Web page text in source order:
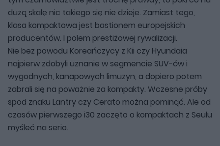
dużą skalę nic takiego się nie dzieje. Zamiast tego,
klasa kompaktowa jest bastionem europejskich
producentów. I polem prestiżowej rywalizacji.
Nie bez powodu Koreańczycy z Kii czy Hyundaia
najpierw zdobyli uznanie w segmencie SUV-ów i
wygodnych, kanapowych limuzyn, a dopiero potem
zabrali się na poważnie za kompakty. Wczesne próby
spod znaku Lantry czy Cerato można pominąć. Ale od
czasów pierwszego i30 zaczęto o kompaktach z Seulu
myśleć na serio.